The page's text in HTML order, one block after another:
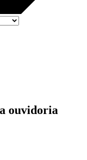
ouvidoria